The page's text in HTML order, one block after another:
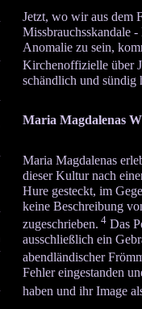
Jetzt, wo wir aus dem
Missbrauchsskandale
Anomalie zu sein,
Kirchenoffizielle über
schändlich und sündig
Maria Magdalenas
Maria Magdalenas
dieser Kultur nach
Hure gesteckt, im
keine Beschreibung
zugeschrieben. 4Das
ausschließlich ein
abendländischer
Fehler eingestanden
haben und ihr Image